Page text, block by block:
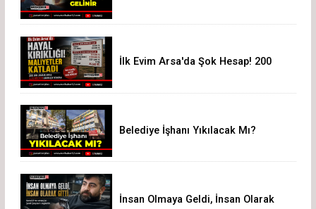
İlk Evim Arsa'da Şok Hesap! 200
Belediye İşhanı Yıkılacak Mı?
İnsan Olmaya Geldi, İnsan Olarak